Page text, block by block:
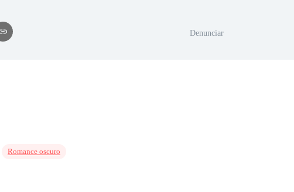
Denunciar
Romance oscuro